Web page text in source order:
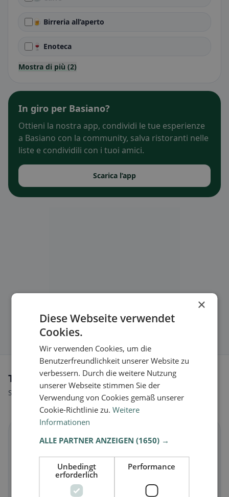
🍺 Birreria all’aperto
🍷 Enoteca
Mostra di più (2)
In giro per Basiano?
Ottieni la nostra app, condividi le tue esperienze
a Basiano con la community, salva ristoranti nelle
liste e condividili con i tuoi amici.
Scarica l’app
Tipi di alimentazione a Basiano
Scopri ristoranti adatti al tuo stile alimentare.
🌱
in Basiano
Piatti vegetali e cucina vegana
×
Diese Webseite verwendet
Cookies.
Wir verwenden Cookies, um die
Benutzerfreundlichkeit unserer Website zu
verbessern. Durch die weitere Nutzung
unserer Webseite stimmen Sie der
Verwendung von Cookies gemäß unserer
Cookie-Richtlinie zu.Weitere
Informationen
ALLE PARTNER ANZEIGEN(1650) →
Unbedingt
erforderlich
Performance